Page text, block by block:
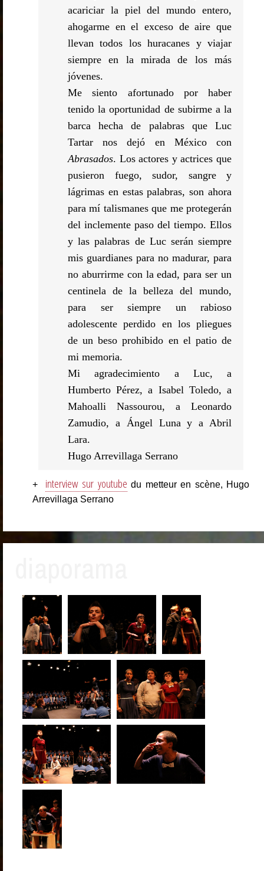
acariciar la piel del mundo entero,
ahogarme en el exceso de aire que
llevan todos los huracanes y viajar
siempre en la mirada de los más
jóvenes.
Me siento afortunado por haber
tenido la oportunidad de subirme a la
barca hecha de palabras que Luc
Tartar nos dejó en México con
Abrasados. Los actores y actrices que
pusieron fuego, sudor, sangre y
lágrimas en estas palabras, son ahora
para mí talismanes que me protegerán
del inclemente paso del tiempo. Ellos
y las palabras de Luc serán siempre
mis guardianes para no madurar, para
no aburrirme con la edad, para ser un
centinela de la belleza del mundo,
para ser siempre un rabioso
adolescente perdido en los pliegues
de un beso prohibido en el patio de
mi memoria.
Mi agradecimiento a Luc, a
Humberto Pérez, a Isabel Toledo, a
Mahoalli Nassourou, a Leonardo
Zamudio, a Ángel Luna y a Abril
Lara.
Hugo Arrevillaga Serrano
+ interview sur youtube du metteur en scène, Hugo
Arrevillaga Serrano